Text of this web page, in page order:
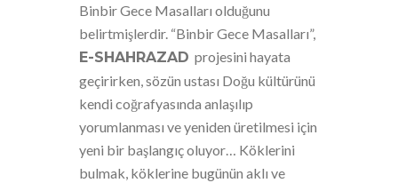
Binbir Gece Masalları olduğunu
belirtmişlerdir. “Binbir Gece Masalları”,
E-SHAHRAZAD projesini hayata
geçirirken, sözün ustası Doğu kültürünü
kendi coğrafyasında anlaşılıp
yorumlanması ve yeniden üretilmesi için
yeni bir başlangıç oluyor… Köklerini
bulmak, köklerine bugünün aklı ve